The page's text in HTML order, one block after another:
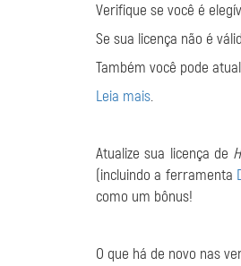
Verifique se você é
Se sua licença não é
Também você pode
Leia mais.
Atualize sua licença de
(incluindo a ferramenta
como um bônus!
O que há de novo nas